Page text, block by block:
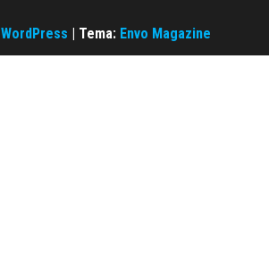
WordPress Tema: Envo Magazine